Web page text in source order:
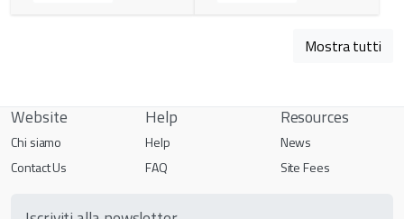
Mostra tutti
Website
Chi siamo
Contact Us
Help
Help
FAQ
Resources
News
Site Fees